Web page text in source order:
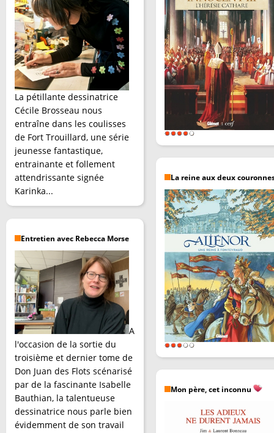
La pétillante dessinatrice
Cécile Brosseau nous
entraîne dans les coulisses
de Fort Trouillard, une série
jeunesse fantastique,
entrainante et follement
attendrissante signée
Karinka...
Entretien avec Rebecca Morse
A
l'occasion de la sortie du
troisième et dernier tome de
Don Juan des Flots scénarisé
par de la fascinante Isabelle
Bauthian, la talentueuse
dessinatrice nous parle bien
évidemment de son travail
La reine aux deux
Mon père, cet inconnu